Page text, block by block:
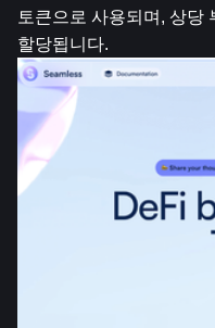
토큰으로 사용되며, 상당
할당됩니다.